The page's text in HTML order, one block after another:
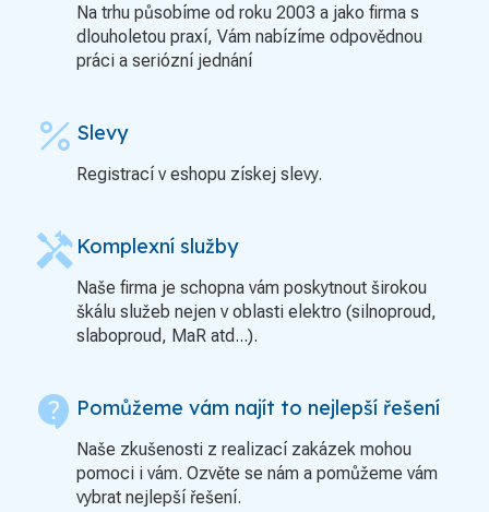
Na trhu působíme od roku 2003 a jako firma s
dlouholetou praxí, Vám nabízíme odpovědnou
práci a seriózní jednání
percent Slevy
Registrací v eshopu získej slevy.
handyman Komplexní služby
Naše firma je schopna vám poskytnout širokou
škálu služeb nejen v oblasti elektro (silnoproud,
slaboproud, MaR atd...).
contact_support Pomůžeme vám najít to nejlepší řešení
Naše zkušenosti z realizací zakázek mohou
pomoci i vám. Ozvěte se nám a pomůžeme vám
vybrat nejlepší řešení.